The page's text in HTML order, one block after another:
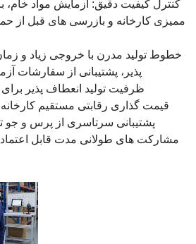
ممیزی کارخانه و بازرسی های قبل از
پذیر، پشتیبانی از سفارشات
· ظرفیت تولید انعطاف پذیر
· قیمت گذاری رقابتی مستقیم
· پشتیبانی سرتاسری از پرس و